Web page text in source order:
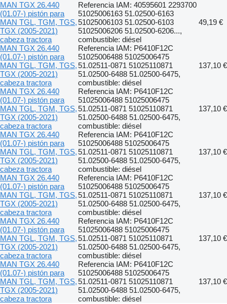
MAN TGX 26.440
(01.07-) pistón para
MAN TGL, TGM, TGS,
TGX (2005-2021)
cabeza tractora
Referencia IAM: 40595601 2293700
51025006163 51.02500-6163
51025006103 51.02500-6103
51025006206 51.02500-6206...,
combustible: diésel
49,19 €
MAN TGX 26.440
(01.07-) pistón para
MAN TGL, TGM, TGS,
TGX (2005-2021)
cabeza tractora
Referencia IAM: P6410F12C
51025006488 51025006475
51.02511-0871 51025110871
51.02500-6488 51.02500-6475,
combustible: diésel
137,10 €
MAN TGX 26.440
(01.07-) pistón para
MAN TGL, TGM, TGS,
TGX (2005-2021)
cabeza tractora
Referencia IAM: P6410F12C
51025006488 51025006475
51.02511-0871 51025110871
51.02500-6488 51.02500-6475,
combustible: diésel
137,10 €
MAN TGX 26.440
(01.07-) pistón para
MAN TGL, TGM, TGS,
TGX (2005-2021)
cabeza tractora
Referencia IAM: P6410F12C
51025006488 51025006475
51.02511-0871 51025110871
51.02500-6488 51.02500-6475,
combustible: diésel
137,10 €
MAN TGX 26.440
(01.07-) pistón para
MAN TGL, TGM, TGS,
TGX (2005-2021)
cabeza tractora
Referencia IAM: P6410F12C
51025006488 51025006475
51.02511-0871 51025110871
51.02500-6488 51.02500-6475,
combustible: diésel
137,10 €
MAN TGX 26.440
(01.07-) pistón para
MAN TGL, TGM, TGS,
TGX (2005-2021)
cabeza tractora
Referencia IAM: P6410F12C
51025006488 51025006475
51.02511-0871 51025110871
51.02500-6488 51.02500-6475,
combustible: diésel
137,10 €
MAN TGX 26.440
(01.07-) pistón para
MAN TGL, TGM, TGS,
TGX (2005-2021)
cabeza tractora
Referencia IAM: P6410F12C
51025006488 51025006475
51.02511-0871 51025110871
51.02500-6488 51.02500-6475,
combustible: diésel
137,10 €